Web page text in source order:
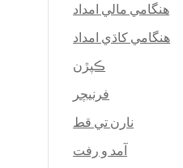
هنگامي مالي امداد
هنگامي کاڌي امداد
ڪپڙن
فرنيچر
نارن تي قط
آمد و رفت